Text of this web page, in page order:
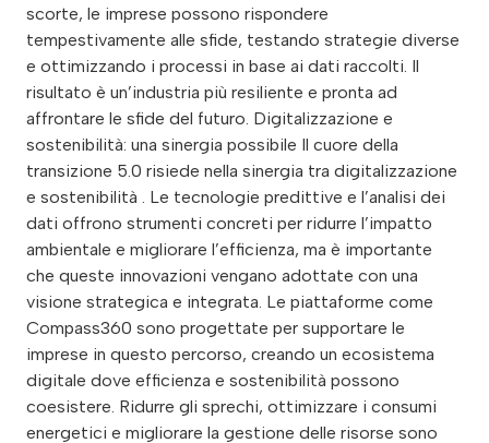
scorte, le imprese possono rispondere
tempestivamente alle sfide, testando strategie diverse
e ottimizzando i processi in base ai dati raccolti. Il
risultato è un’industria più resiliente e pronta ad
affrontare le sfide del futuro. Digitalizzazione e
sostenibilità: una sinergia possibile Il cuore della
transizione 5.0 risiede nella sinergia tra digitalizzazione
e sostenibilità . Le tecnologie predittive e l’analisi dei
dati offrono strumenti concreti per ridurre l’impatto
ambientale e migliorare l’efficienza, ma è importante
che queste innovazioni vengano adottate con una
visione strategica e integrata. Le piattaforme come
Compass360 sono progettate per supportare le
imprese in questo percorso, creando un ecosistema
digitale dove efficienza e sostenibilità possono
coesistere. Ridurre gli sprechi, ottimizzare i consumi
energetici e migliorare la gestione delle risorse sono